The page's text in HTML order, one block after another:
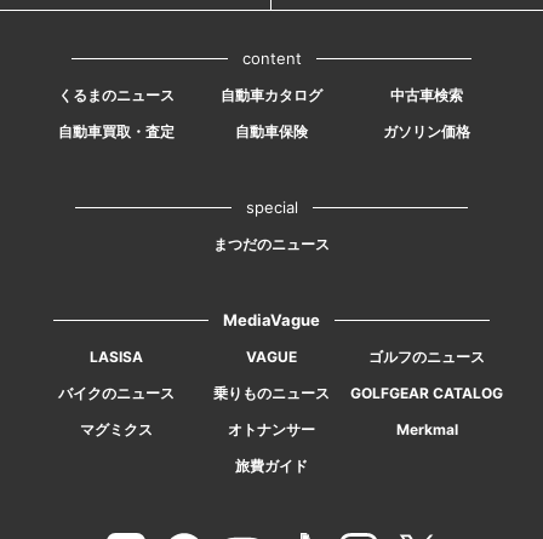
content
くるまのニュース 自動車カタログ
中古車検索
自動車買取・査定
自動車保険 ガソリン価格
special
まつだのニュース
MediaVague
LASISA VAGUE
ゴルフのニュース
バイクのニュース
乗りものニュース
GOLFGEAR CATALOG
マグミクス
オトナンサー
Merkmal
旅費ガイド